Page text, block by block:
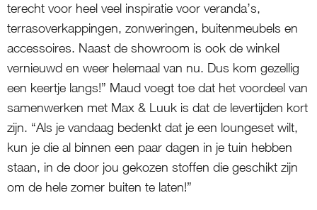
terecht voor heel veel inspiratie voor veranda’s,
terrasoverkappingen, zonweringen, buitenmeubels en
accessoires. Naast de showroom is ook de winkel
vernieuwd en weer helemaal van nu. Dus kom gezellig
een keertje langs!” Maud voegt toe dat het voordeel van
samenwerken met Max & Luuk is dat de levertijden kort
zijn. “Als je vandaag bedenkt dat je een loungeset wilt,
kun je die al binnen een paar dagen in je tuin hebben
staan, in de door jou gekozen stoffen die geschikt zijn
om de hele zomer buiten te laten!”